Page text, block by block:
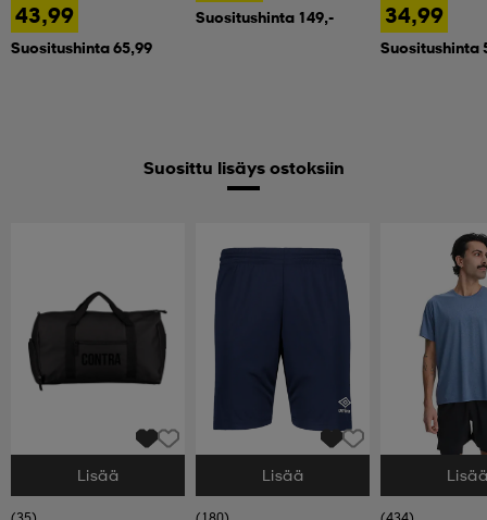
43,99
Suositushinta 65,99
Suositushinta 149,- 34,99
Suositushinta
Suosittu lisäys ostoksiin
Valitse Koko
Lisää Valitse Koko
Lisää Valitse Koko